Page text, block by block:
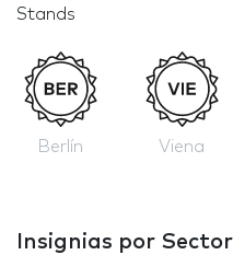
Stands
Berlín Viena
Insignias por Sector